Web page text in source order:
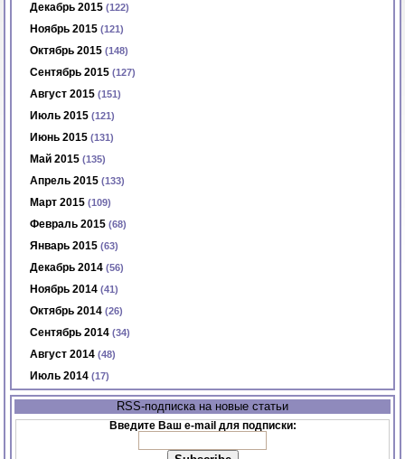
Декабрь 2015 (122)
Ноябрь 2015 (121)
Октябрь 2015 (148)
Сентябрь 2015 (127)
Август 2015 (151)
Июль 2015 (121)
Июнь 2015 (131)
Май 2015 (135)
Апрель 2015 (133)
Март 2015 (109)
Февраль 2015 (68)
Январь 2015 (63)
Декабрь 2014 (56)
Ноябрь 2014 (41)
Октябрь 2014 (26)
Сентябрь 2014 (34)
Август 2014 (48)
Июль 2014 (17)
RSS-подписка на новые статьи
Введите Ваш e-mail для подписки: